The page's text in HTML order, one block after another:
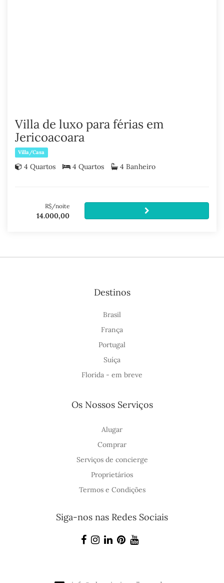
Villa de luxo para férias em
Jericoacoara
Villa/Casa
4 Quartos 4 Quartos 4 Banheiro
R$/noite
14.000,00
Destinos
Brasil
França
Portugal
Suíça
Florida - em breve
Os Nossos Serviços
Alugar
Comprar
Serviços de concierge
Proprietários
Termos e Condições
Siga-nos nas Redes Sociais